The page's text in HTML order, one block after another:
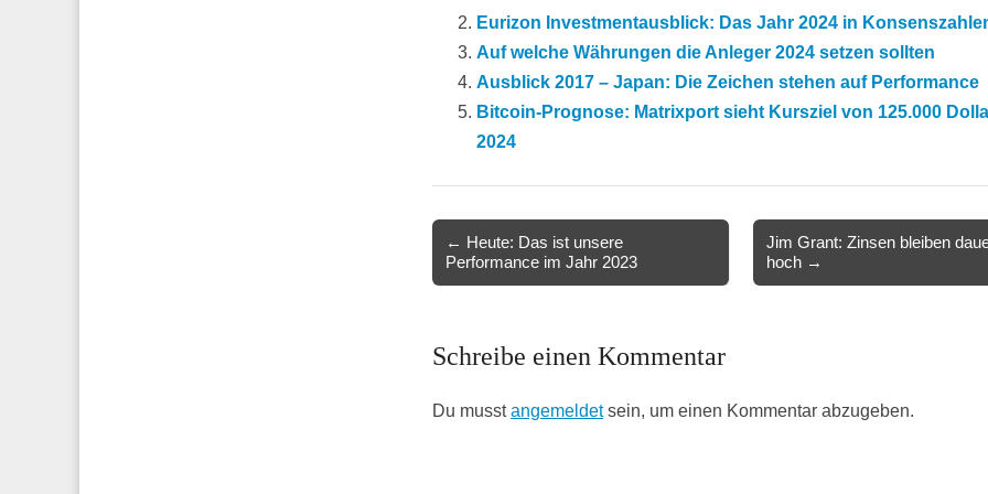
Eurizon Investmentausblick: Das Jahr 2024 in
Auf welche Währungen die Anleger 2024 setzen sollten
Ausblick 2017 – Japan: Die Zeichen stehen auf Performance
Bitcoin-Prognose: Matrixport sieht Kursziel von 125.000
2024
navigation
← Heute: Das ist unsere
Performance im Jahr 2023
Jim Grant: Zinsen bleiben
hoch →
Schreibe einen Kommentar
Du musstangemeldetsein, um einen Kommentar abzugeben.